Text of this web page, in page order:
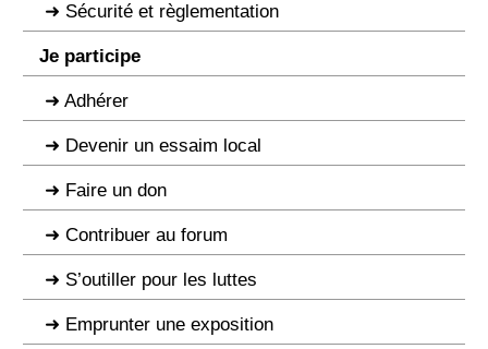
Sécurité et règlementation
Je participe
Adhérer
Devenir un essaim local
Faire un don
Contribuer au forum
S’outiller pour les luttes
Emprunter une exposition